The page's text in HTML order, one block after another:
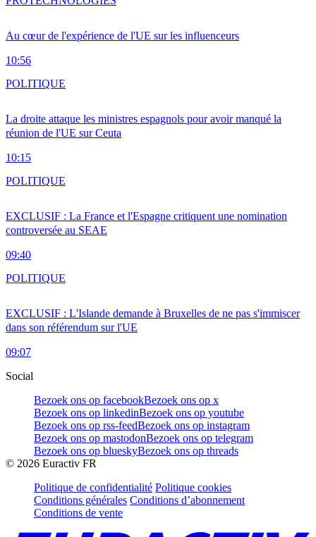
Au cœur de l'expérience de l'UE sur les influenceurs
10:56
La droite attaque les ministres espagnols pour avoir manqué la
réunion de l'UE sur Ceuta
10:15
POLITIQUE
EXCLUSIF : La France et l'Espagne critiquent une nomination
controversée au SEAE
09:40
POLITIQUE
EXCLUSIF : L'Islande demande à Bruxelles de ne pas s'immiscer
dans son référendum sur l'UE
09:07
POLITIQUE
Social
Bezoek ons op facebookBezoek ons op x
Bezoek ons op linkedinBezoek ons op youtube
Bezoek ons op rss-feedBezoek ons op instagram
Bezoek ons op mastodonBezoek ons op telegram
Bezoek ons op blueskyBezoek ons op threads
© 2026 Euractiv FR
Politique de confidentialité Politique cookies
Conditions générales Conditions d’abonnement
Conditions de vente